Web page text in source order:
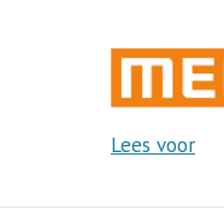
Lees voor